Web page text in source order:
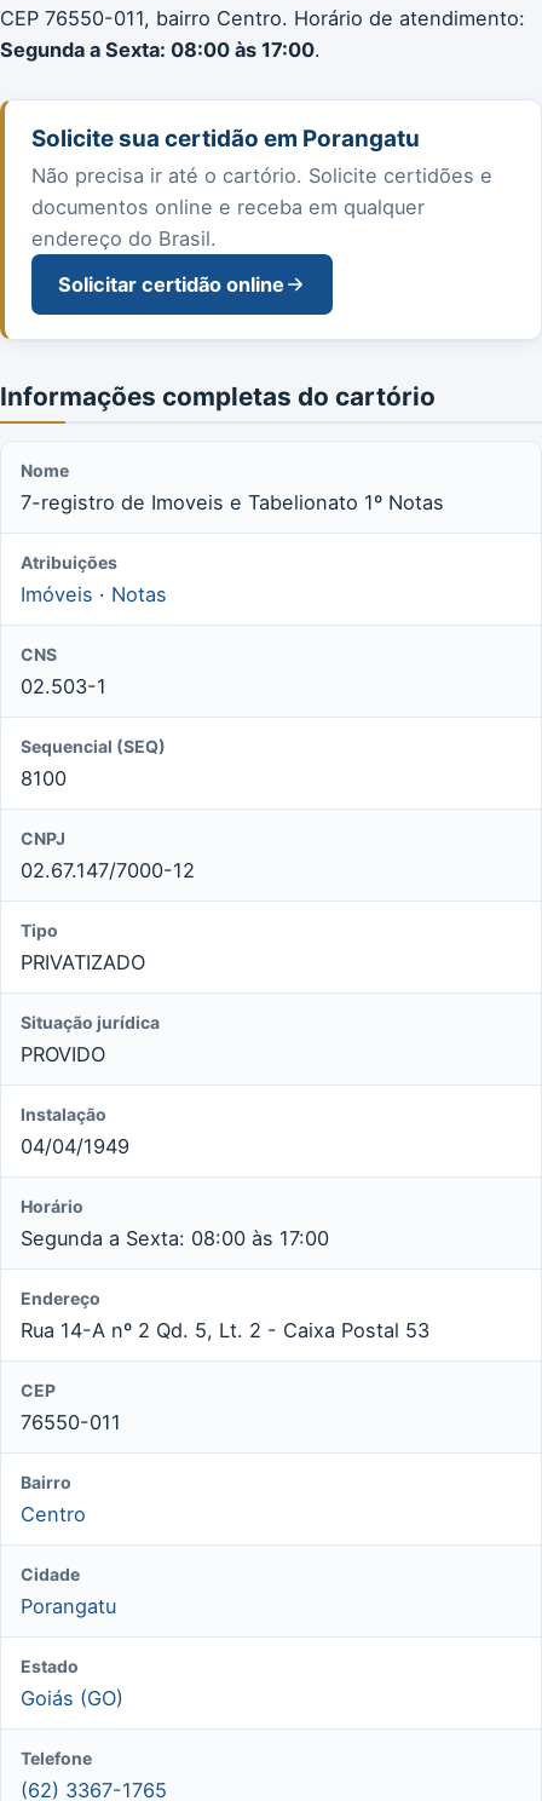
CEP 76550-011, bairro Centro. Horário de atendimento:
Segunda a Sexta: 08:00 às 17:00.
Solicite sua certidão em Porangatu
Não precisa ir até o cartório. Solicite certidões e
documentos online e receba em qualquer
endereço do Brasil.
Solicitar certidão online
Informações completas do cartório
Nome
7-registro de Imoveis e Tabelionato 1º Notas
Atribuições
Imóveis · Notas
CNS
02.503-1
Sequencial (SEQ)
8100
CNPJ
02.67.147/7000-12
Tipo
PRIVATIZADO
Situação jurídica
PROVIDO
Instalação
04/04/1949
Horário
Segunda a Sexta: 08:00 às 17:00
Endereço
Rua 14-A nº 2 Qd. 5, Lt. 2 - Caixa Postal 53
CEP
76550-011
Bairro
Centro
Cidade
Porangatu
Estado
Goiás (GO)
Telefone
(62) 3367-1765